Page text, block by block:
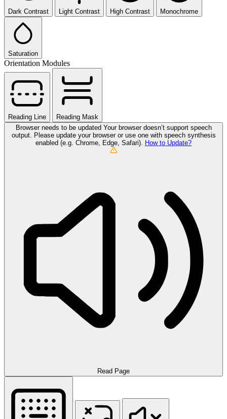
Dark Contrast Light Contrast High Contrast Monochrome
Saturation
Orientation Modules
Reading Line
Reading Mask
Browser needs to be updated Your browser doesn’t support speech
output. Please update your browser or use one with speech synthesis
enabled (e.g. Chrome, Edge, Safari).
How to Update?
Read Page